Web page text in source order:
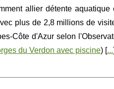
allier détente aquatique
plus de 2,8 millions de
Côte d'Azur selon
du Verdon avec piscine) [...]